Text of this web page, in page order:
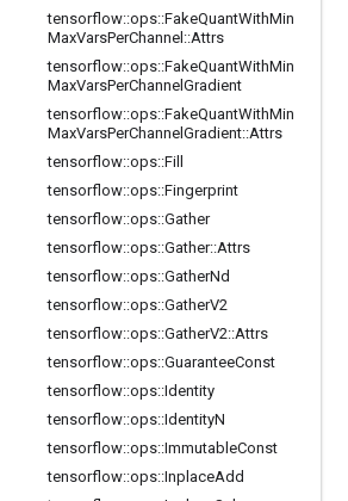
tensorflow::ops::FakeQuantWithMin
MaxVarsPerChannel ::Attrs
tensorflow::ops::FakeQuantWithMin
MaxVarsPerChannel Gradient
tensorflow::ops::FakeQuantWithMin
MaxVarsPerChannel Gradient::Attrs
tensorflow::ops::Fill
tensorflow::ops::Fingerprint
tensorflow::ops::Gather
tensorflow::ops::Gather::Attrs
tensorflow::ops::GatherNd
tensorflow::ops::GatherV2
tensorflow::ops::GatherV2::Attrs
tensorflow::ops::GuaranteeConst
tensorflow::ops::Identity
tensorflow::ops::IdentityN
tensorflow::ops::ImmutableConst
tensorflow::ops::InplaceAdd